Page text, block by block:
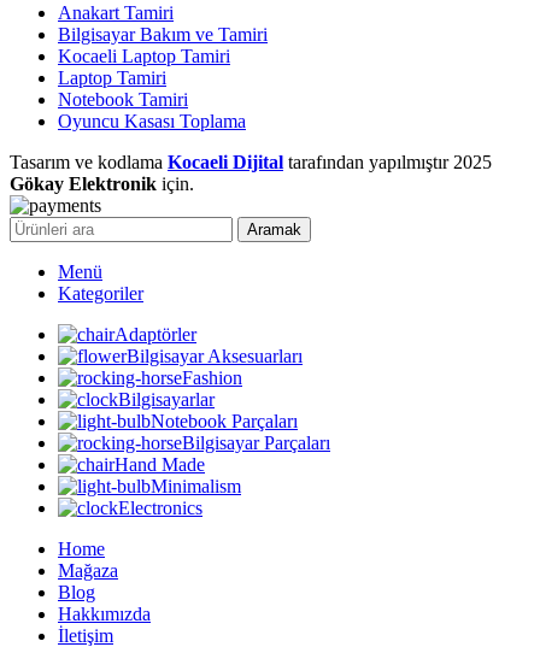
Anakart Tamiri
Bilgisayar Bakım ve Tamiri
Kocaeli Laptop Tamiri
Laptop Tamiri
Notebook Tamiri
Oyuncu Kasası Toplama
Tasarım ve kodlama Kocaeli Dijital tarafından yapılmıştır 2025
Gökay Elektronik için.
Aramak
Menü
Kategoriler
Adaptörler
Bilgisayar Aksesuarları
Fashion
Bilgisayarlar
Notebook Parçaları
Bilgisayar Parçaları
Hand Made
Minimalism
Electronics
Home
Mağaza
Blog
Hakkımızda
İletişim